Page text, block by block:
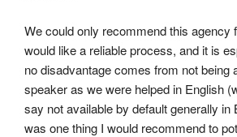
We could only recommend this agency
would like a reliable process, and it is
no disadvantage comes from not being
speaker as we were helped in English
say not available by default generally in
was one thing I would recommend to